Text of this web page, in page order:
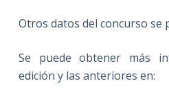
Otros datos del concurso se
Se puede obtener más
edición y las anteriores en: